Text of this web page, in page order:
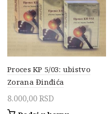
Proces KP 5/03: ubistvo
Zorana Đinđića
8.000,00RSD